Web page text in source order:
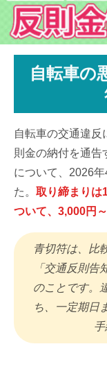
自転車の
自転車の交通違反
則金の納付を通告
について、2026
た。 取り締まりは
ついて、3,000円
青切符は、比
「交通反則告
のことです。
ち、一定期日
手